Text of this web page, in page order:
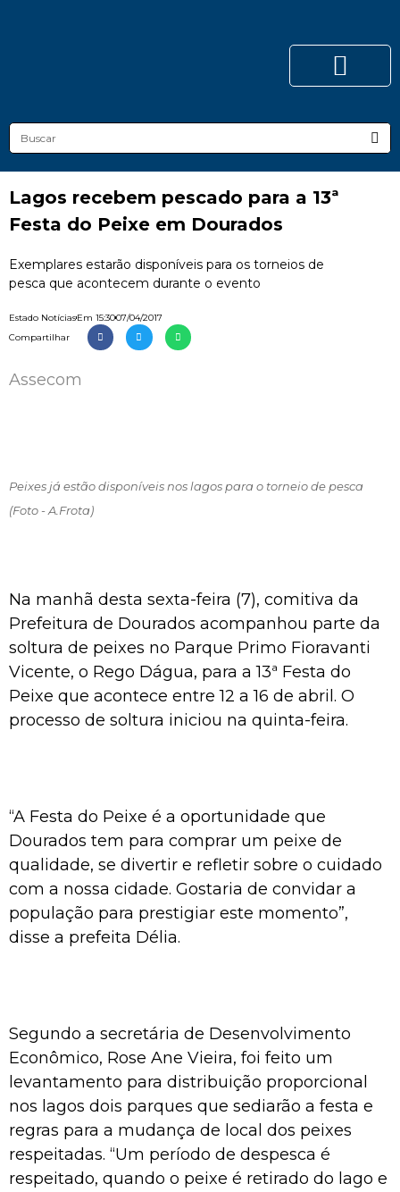
Lagos recebem pescado para a 13ª
Festa do Peixe em Dourados
Exemplares estarão disponíveis para os torneios de
pesca que acontecem durante o evento
Estado NotíciasEm 15:3007/04/2017
Compartilhar
Assecom
Peixes já estão disponíveis nos lagos para o torneio de pesca
(Foto - A.Frota)
Na manhã desta sexta-feira (7), comitiva da
Prefeitura de Dourados acompanhou parte da
soltura de peixes no Parque Primo Fioravanti
Vicente, o Rego Dágua, para a 13ª Festa do
Peixe que acontece entre 12 a 16 de abril. O
processo de soltura iniciou na quinta-feira.
“A Festa do Peixe é a oportunidade que
Dourados tem para comprar um peixe de
qualidade, se divertir e refletir sobre o cuidado
com a nossa cidade. Gostaria de convidar a
população para prestigiar este momento”,
disse a prefeita Délia.
Segundo a secretária de Desenvolvimento
Econômico, Rose Ane Vieira, foi feito um
levantamento para distribuição proporcional
nos lagos dois parques que sediarão a festa e
regras para a mudança de local dos peixes
respeitadas. “Um período de despesca é
respeitado, quando o peixe é retirado do lago e